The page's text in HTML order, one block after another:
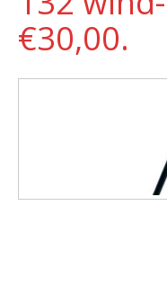
€30,00.